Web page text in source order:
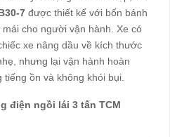
7 được thiết kế với bốn bánh
cho người vận hành. Xe có
xe nâng dầu về kích thước
nhưng lại vận hành hoàn
ồn và không khói bụi.
điện ngồi lái 3 tấn TCM